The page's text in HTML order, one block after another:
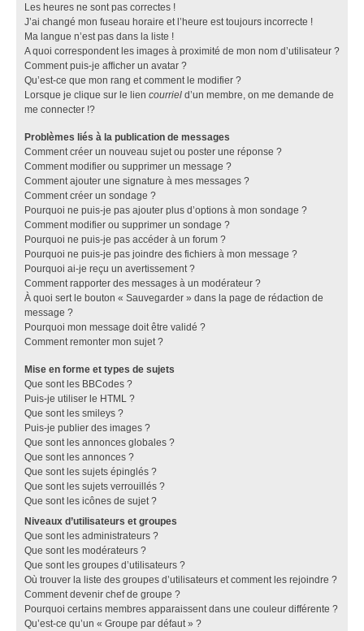
Les heures ne sont pas correctes !
J’ai changé mon fuseau horaire et l’heure est toujours incorrecte !
Ma langue n’est pas dans la liste !
A quoi correspondent les images à proximité de mon nom d’utilisateur ?
Comment puis-je afficher un avatar ?
Qu’est-ce que mon rang et comment le modifier ?
Lorsque je clique sur le lien courriel d’un membre, on me demande de
me connecter !?
Problèmes liés à la publication de messages
Comment créer un nouveau sujet ou poster une réponse ?
Comment modifier ou supprimer un message ?
Comment ajouter une signature à mes messages ?
Comment créer un sondage ?
Pourquoi ne puis-je pas ajouter plus d’options à mon sondage ?
Comment modifier ou supprimer un sondage ?
Pourquoi ne puis-je pas accéder à un forum ?
Pourquoi ne puis-je pas joindre des fichiers à mon message ?
Pourquoi ai-je reçu un avertissement ?
Comment rapporter des messages à un modérateur ?
À quoi sert le bouton « Sauvegarder » dans la page de rédaction de
message ?
Pourquoi mon message doit être validé ?
Comment remonter mon sujet ?
Mise en forme et types de sujets
Que sont les BBCodes ?
Puis-je utiliser le HTML ?
Que sont les smileys ?
Puis-je publier des images ?
Que sont les annonces globales ?
Que sont les annonces ?
Que sont les sujets épinglés ?
Que sont les sujets verrouillés ?
Que sont les icônes de sujet ?
Niveaux d’utilisateurs et groupes
Que sont les administrateurs ?
Que sont les modérateurs ?
Que sont les groupes d’utilisateurs ?
Où trouver la liste des groupes d’utilisateurs et comment les rejoindre ?
Comment devenir chef de groupe ?
Pourquoi certains membres apparaissent dans une couleur différente ?
Qu’est-ce qu’un « Groupe par défaut » ?